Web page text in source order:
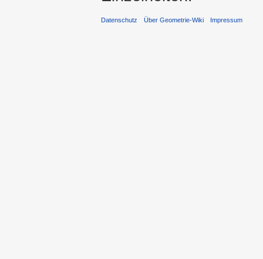
Datenschutz Über Geometrie-Wiki Impressum